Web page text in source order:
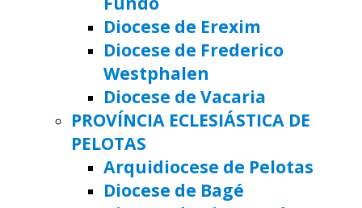
Diocese de Erexim
Diocese de Frederico
Westphalen
Diocese de Vacaria
PROVÍNCIA ECLESIÁSTICA DE
PELOTAS
Arquidiocese de Pelotas
Diocese de Bagé